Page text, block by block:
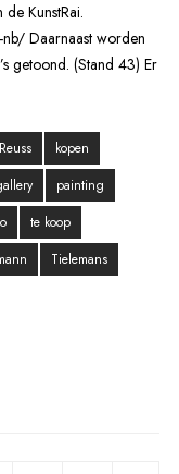
KunstRai.
Daarnaast worden
getoond. (Stand 43) Er
kopen
painting
te koop
Tielemans